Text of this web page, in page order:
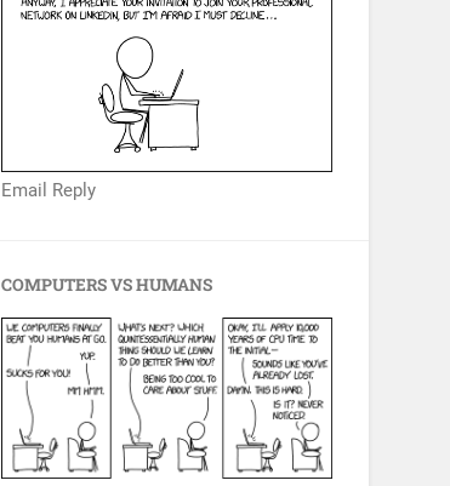
Email Reply
COMPUTERS VS HUMANS